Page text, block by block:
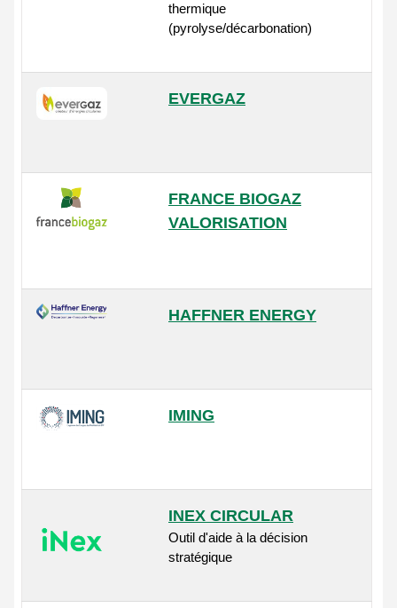
thermique
(pyrolyse/décarbonation)
EVERGAZ
FRANCE BIOGAZ
VALORISATION
HAFFNER ENERGY
IMING
INEX CIRCULAR
Outil d'aide à la décision
stratégique